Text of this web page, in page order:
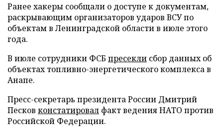
Ранее хакеры сообщали о доступе к документам,
раскрывающим организаторов ударов ВСУ по
объектам в Ленинградской области в июле этого
года.
В июле сотрудники ФСБ пресекли сбор данных об
объектах топливно-энергетического комплекса в
Анапе.
Пресс-секретарь президента России Дмитрий
Песков констатировал факт ведения НАТО против
Российской Федерации.